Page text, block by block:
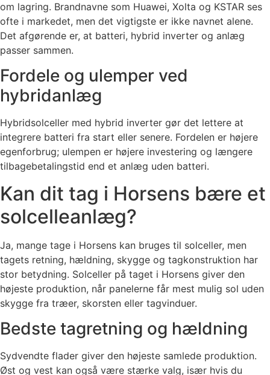
om lagring. Brandnavne som Huawei, Xolta og KSTAR ses
ofte i markedet, men det vigtigste er ikke navnet alene.
Det afgørende er, at batteri, hybrid inverter og anlæg
passer sammen.
Fordele og ulemper ved
hybridanlæg
Hybridsolceller med hybrid inverter gør det lettere at
integrere batteri fra start eller senere. Fordelen er højere
egenforbrug; ulempen er højere investering og længere
tilbagebetalingstid end et anlæg uden batteri.
Kan dit tag i Horsens bære et
solcelleanlæg?
Ja, mange tage i Horsens kan bruges til solceller, men
tagets retning, hældning, skygge og tagkonstruktion har
stor betydning. Solceller på taget i Horsens giver den
højeste produktion, når panelerne får mest mulig sol uden
skygge fra træer, skorsten eller tagvinduer.
Bedste tagretning og hældning
Sydvendte flader giver den højeste samlede produktion.
Øst og vest kan også være stærke valg, især hvis du